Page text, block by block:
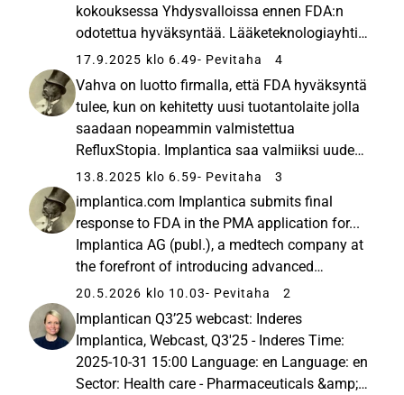
kokouksessa Yhdysvalloissa ennen FDA:n
odotettua hyväksyntää. Lääketeknologiayhtiö
Implantica esitteli happorefluksin hoitoon
kehitettyä RefluxStop®-implanttiaan AFS:n
vuosikokouksessa Dallasissa, jossa yli...
17.9.2025 klo 6.49- Pevitaha 4
Vahva on luotto firmalla, että FDA hyväksyntä
tulee, kun on kehitetty uusi tuotantolaite jolla
saadaan nopeammin valmistettua
RefluxStopia. Implantica saa valmiiksi uuden
monionteloisen tuotantotyökalun
RefluxStop®-laitteelle tukeakseen tuotannon
tehostamista Yhdysvalloissa odottaessaan...
13.8.2025 klo 6.59- Pevitaha 3
implantica.com Implantica submits final
response to FDA in the PMA application for...
Implantica AG (publ.), a medtech company at
the forefront of introducing advanced
technology into the body, including the
innovative RefluxStop® device for the
treatment of acid reflux, a treatment...
20.5.2026 klo 10.03- Pevitaha 2
Implantican Q3’25 webcast: Inderes
Implantica, Webcast, Q3'25 - Inderes Time:
2025-10-31 15:00 Language: en Language: en
Sector: Health care - Pharmaceuticals &amp;